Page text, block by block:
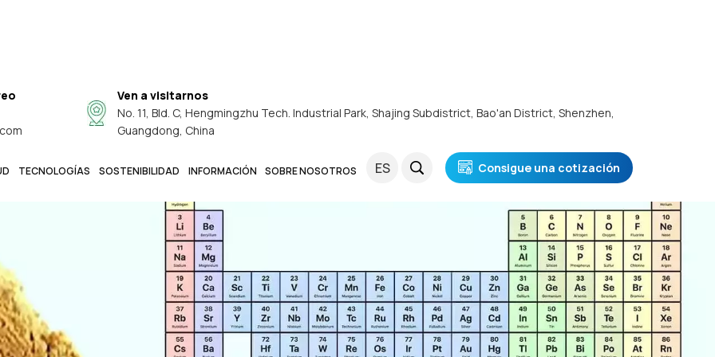
Ven a visitarnos
No. 11, Bld. C, Hengmingzhu Tech. Industrial Park, Shajing Subdistrict, Bao'an District, Shenzhen,
Guangdong, China
TECNOLOGÍAS SOSTENIBILIDAD INFORMACIÓN SOBRE NOSOTROS ES Consigue una cotización